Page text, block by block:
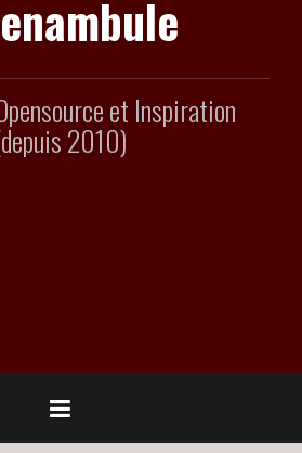
et Inspiration
2010)